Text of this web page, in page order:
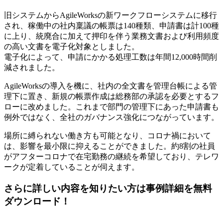
旧システムからAgileWorksの新ワークフローシステムに移行
され、稼働中の社内稟議の帳票は140種類、申請書は計100種
に上り、統廃合に加えて押印を伴う業務文書および利用頻度
の高い文書を電子化対象としました。
電子化によって、申請にかかる処理工数は年間12,000時間削
減されました。
AgileWorksの導入を機に、社内の全文書を管理台帳による管
理下に置き、新規の帳票作成は総務部の承認を必要とするフ
ローに改めました。これまで部門の管理下にあった申請書も
例外ではなく、全社のガバナンス強化につながっています。
場所に縛られない働き方も可能となり、コロナ禍において
は、影響を最小限に抑えることができました。約8割の社員
がアフターコロナで在宅勤務の継続を希望しており、テレワ
ークが定着していることが伺えます。
さらに詳しい内容を知りたい方は事例詳細を無料
ダウンロード！